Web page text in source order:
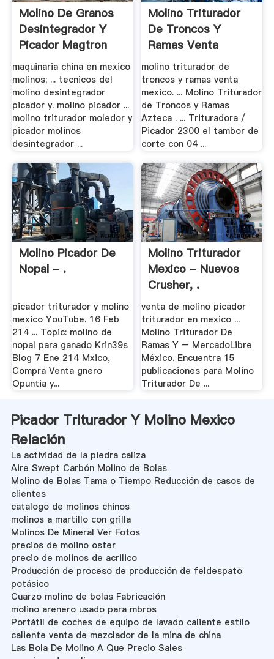
Molino De Granos
Desintegrador Y
Picador Magtron
maquinaria china en mexico
molinos; ... tecnicos del
molino desintegrador
picador y. molino picador ...
molino triturador moledor y
picador molinos
desintegrador ...
Molino Triturador
De Troncos Y
Ramas Venta
Mexico
molino triturador de
troncos y ramas venta
mexico. ... Molino Triturador
de Troncos y Ramas
Azteca . ... Trituradora /
Picador 2300 el tambor de
corte con 04 ...
Molino Picador De
Nopal - .
picador triturador y molino
mexico YouTube. 16 Feb
214 ... Topic: molino de
nopal para ganado Krin39s
Blog 7 Ene 214 Mxico,
Compra Venta gnero
Opuntia y...
Molino Triturador
Mexico - Nuevos
Crusher, .
venta de molino picador
triturador en mexico ...
Molino Triturador De
Ramas Y – MercadoLibre
México. Encuentra 15
publicaciones para Molino
Triturador De ...
Picador Triturador Y Molino Mexico
Relación
La actividad de la piedra caliza
Aire Swept Carbón Molino de Bolas
Molino de Bolas Tama o Tiempo Reducción de casos de
clientes
catalogo de molinos chinos
molinos a martillo con grilla
Molinos De Mineral Ver Fotos
precios de molino oster
precio de molinos de acrilico
Producción de proceso de producción de feldespato
potásico
Cuarzo molino de bolas Fabricación
molino arenero usado para mbros
Portátil de coches de equipo de lavado caliente estilo
caliente venta de mezclador de la mina de china
Las Bola De Molino A Que Precio Sales